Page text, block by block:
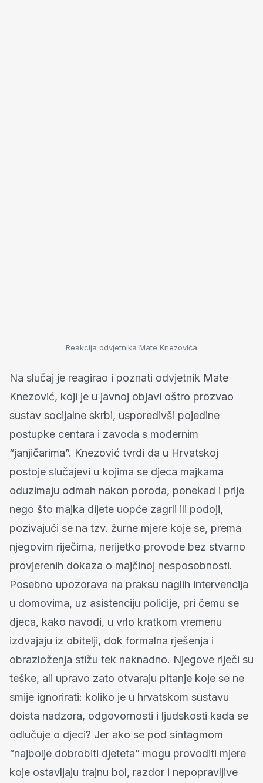
Reakcija odvjetnika Mate Knezovića
Na slučaj je reagirao i poznati odvjetnik Mate
Knezović, koji je u javnoj objavi oštro prozvao
sustav socijalne skrbi, usporedivši pojedine
postupke centara i zavoda s modernim
“janjičarima”. Knezović tvrdi da u Hrvatskoj
postoje slučajevi u kojima se djeca majkama
oduzimaju odmah nakon poroda, ponekad i prije
nego što majka dijete uopće zagrli ili podoji,
pozivajući se na tzv. žurne mjere koje se, prema
njegovim riječima, nerijetko provode bez stvarno
provjerenih dokaza o majčinoj nesposobnosti.
Posebno upozorava na praksu naglih intervencija
u domovima, uz asistenciju policije, pri čemu se
djeca, kako navodi, u vrlo kratkom vremenu
izdvajaju iz obitelji, dok formalna rješenja i
obrazloženja stižu tek naknadno. Njegove riječi su
teške, ali upravo zato otvaraju pitanje koje se ne
smije ignorirati: koliko je u hrvatskom sustavu
doista nadzora, odgovornosti i ljudskosti kada se
odlučuje o djeci? Jer ako se pod sintagmom
“najbolje dobrobiti djeteta” mogu provoditi mjere
koje ostavljaju trajnu bol, razdor i nepopravljive